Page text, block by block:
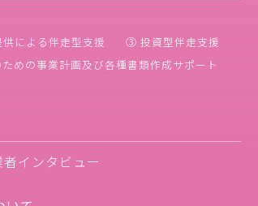
による伴走型支援
③ 投資型伴走支援
めの事業計画及び各種書類作成サポート
者インタビュー